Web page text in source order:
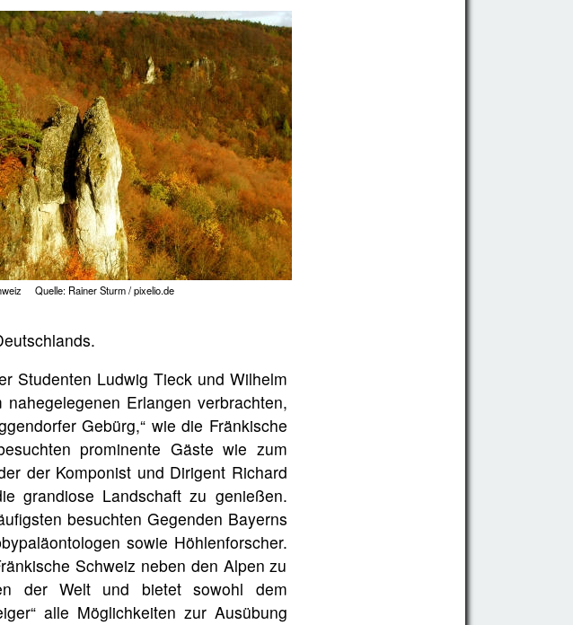
Quelle: Rainer Sturm / pixelio.de
Studenten Ludwig Tieck und Wilhelm
Erlangen verbrachten,
Gebürg,“ wie die Fränkische
prominente Gäste wie zum
der Komponist und Dirigent Richard
grandiose Landschaft zu genießen.
besuchten Gegenden Bayerns
sowie Höhlenforscher.
Schweiz neben den Alpen zu
der Welt und bietet sowohl dem
alle Möglichkeiten zur Ausübung